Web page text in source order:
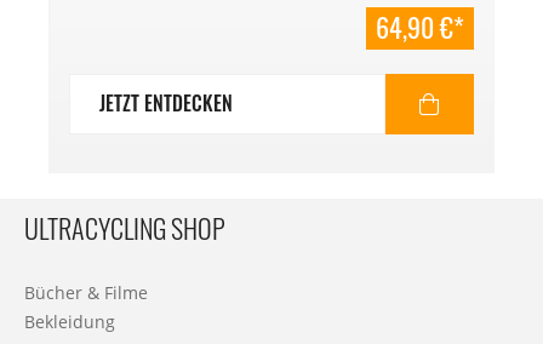
64,90 €*
JETZT ENTDECKEN
ULTRACYCLING SHOP
Bücher & Filme
Bekleidung